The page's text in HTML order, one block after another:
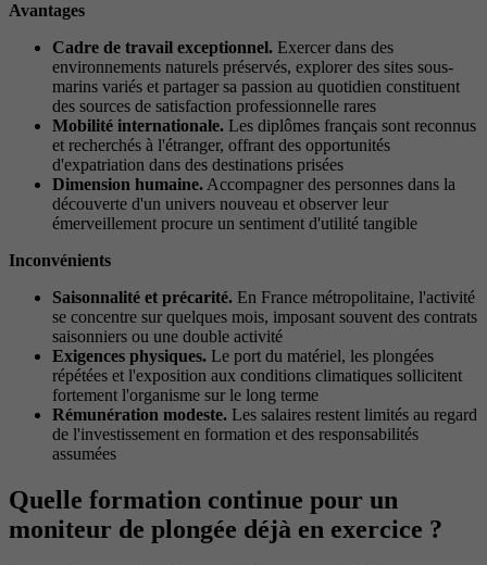
Avantages
Cadre de travail exceptionnel. Exercer dans des
environnements naturels préservés, explorer des sites sous-
marins variés et partager sa passion au quotidien constituent
des sources de satisfaction professionnelle rares
Mobilité internationale. Les diplômes français sont reconnus
et recherchés à l'étranger, offrant des opportunités
d'expatriation dans des destinations prisées
Dimension humaine. Accompagner des personnes dans la
découverte d'un univers nouveau et observer leur
émerveillement procure un sentiment d'utilité tangible
Inconvénients
Saisonnalité et précarité. En France métropolitaine, l'activité
se concentre sur quelques mois, imposant souvent des contrats
saisonniers ou une double activité
Exigences physiques. Le port du matériel, les plongées
répétées et l'exposition aux conditions climatiques sollicitent
fortement l'organisme sur le long terme
Rémunération modeste. Les salaires restent limités au regard
de l'investissement en formation et des responsabilités
assumées
Quelle formation continue pour un
moniteur de plongée déjà en exercice ?